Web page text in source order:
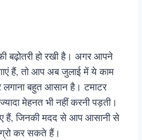
बढ़ोतरी हो रखी है। अगर आपने
हैं, तो आप अब जुलाई में ये काम
बहुत आसान है। टमाटर
मेहनत भी नहीं करनी पड़ती।
हैं, जिनकी मदद से आप आसानी से
कर सकते हैं।